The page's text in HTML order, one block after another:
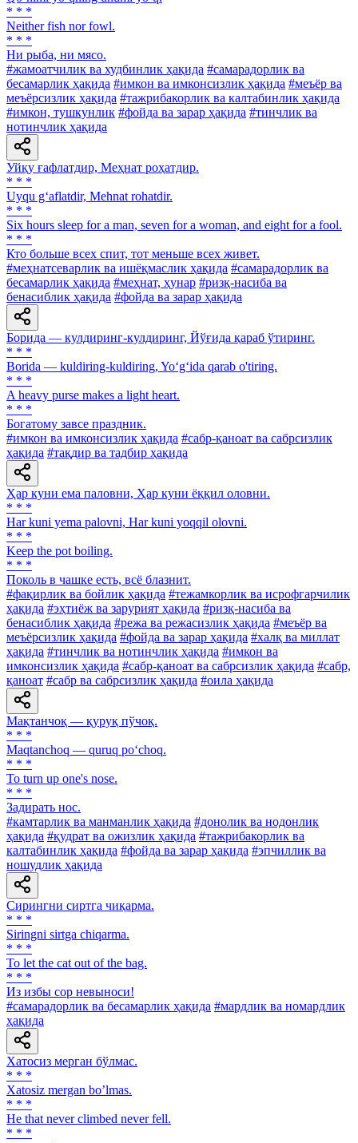
* * *
Neither fish nor fowl.
* * *
Ни рыба, ни мясо.
#жамоатчилик ва худбинлик ҳақида #самарадорлик ва
бесамарлик ҳақида #имкон ва имконсизлик ҳақида #меъёр ва
меъёрсизлик ҳақида #тажрибакорлик ва калтабинлик ҳақида
#имкон, тушкунлик #фойда ва зарар ҳақида #тинчлик ва
нотинчлик ҳақида
Уйқу ғафлатдир, Меҳнат роҳатдир.
* * *
Uyqu g‘aflatdir, Mehnat rohatdir.
* * *
Six hours sleep for a man, seven for a woman, and eight for a fool.
* * *
Кто больше всех спит, тот меньше всех живет.
#меҳнатсеварлик ва ишёқмаслик ҳақида #самарадорлик ва
бесамарлик ҳақида #меҳнат, ҳунар #ризқ-насиба ва
бенасиблик ҳақида #фойда ва зарар ҳақида
Борида — кулдиринг-кулдиринг, Йўғида қараб ўтиринг.
* * *
Borida — kuldiring-kuldiring, Yo‘g‘ida qarab о'tiring.
* * *
A heavy purse makes a light heart.
* * *
Богатому завсе праздник.
#имкон ва имконсизлик ҳақида #сабр-қаноат ва сабрсизлик
ҳақида #тақдир ва тадбир ҳақида
Ҳар куни ема паловни, Ҳар куни ёққил оловни.
* * *
Har kuni yema palovni, Har kuni yoqqil olovni.
* * *
Keep the pot boiling.
* * *
Поколь в чашке есть, всё блазнит.
#фақирлик ва бойлик ҳақида #тежамкорлик ва исрофгарчилик
ҳақида #эҳтиёж ва зарурият ҳақида #ризқ-насиба ва
бенасиблик ҳақида #режа ва режасизлик ҳақида #меъёр ва
меъёрсизлик ҳақида #фойда ва зарар ҳақида #халқ ва миллат
ҳақида #тинчлик ва нотинчлик ҳақида #имкон ва
имконсизлик ҳақида #сабр-қаноат ва сабрсизлик ҳақида #сабр,
қаноат #сабр ва сабрсизлик ҳақида #оила ҳақида
Мақтанчоқ — қуруқ пўчоқ.
* * *
Maqtanchoq — quruq po‘choq.
* * *
To turn up one's nose.
* * *
Задирать нос.
#камтарлик ва манманлик ҳақида #донолик ва нодонлик
ҳақида #қудрат ва ожизлик ҳақида #тажрибакорлик ва
калтабинлик ҳақида #фойда ва зарар ҳақида #эпчиллик ва
ношудлик ҳақида
Сирингни сиртга чиқарма.
* * *
Siringni sirtga chiqarma.
* * *
To let the cat out of the bag.
* * *
Из избы cop невыноси!
#самарадорлик ва бесамарлик ҳақида #мардлик ва номардлик
ҳақида
Хатосиз мерган бўлмас.
* * *
Xatosiz mergan boʼlmas.
* * *
He that never climbed never fell.
* * *